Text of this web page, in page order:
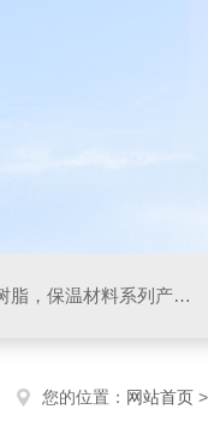
防腐材料，玻璃鳞片胶泥，玻璃鳞片涂料，环氧树脂，沥青漆，乙烯基树脂，保温材料系列产品。
您的位置： 网站首页 >